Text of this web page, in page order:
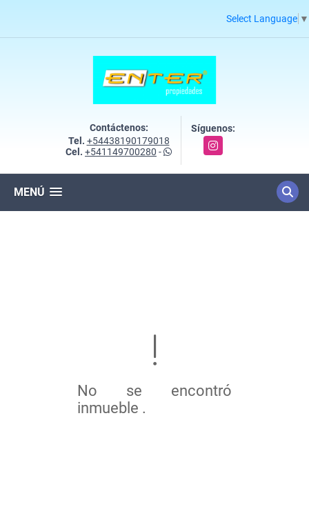
Select Language ▼
Contáctenos:
Tel. +54438190179018
Cel. +541149700280 -
Síguenos:
Instagram
MENÚ
No se encontró
inmueble .